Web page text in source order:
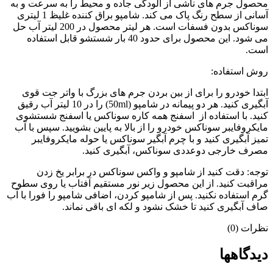
محصول جرم های ناشی از آلودگی جاده و محيط را به سرعت و به
آسانی از سطح رنگ پاک می کند. شامپو براق کننده غليظ 1 لیتری
سوناکس بدون فسفات است. هر لیتر محصول در 200 لیتر آب حل
می شود. این محصول برای حدود 40 بار شستشو قابل استفاده
است.
روش استفاده:
ابتدا خودرو را برای از بین بردن جرم های بزرگ با واتر جت قوی
آبگیری کنید. هر دو پیمانه در شامپو (50ml) را در 10 لیتر آب رقیق
کنید. با استفاده از اسفنج همه کاره سوناکس یا اسفنج شستشوی
مایکروفایبر سوناکس خودرو را از بالا به پایین بشویید. سپس با آب
تمیز آبگیری کنید و با چرم آبگیر سوناکس یا حوله مایکروفایبر
مصرف خارجی دوعددی سوناکس، آبگیری کنید.
توجه: دقت کنید از شامپو و واکس سوناکس در برابر یخ زدن
مراقبت کنید. از این محصول زیر نور مستقیم آفتاب یا روی سطوح
گرم استفاده نکنید. پس از شامپو کردن، اضافی شامپو را فورا با آب
صاف آبگیری کنید تا خشک نشود و لکه ای باقی نماند.
نظرات (0)
دیدگاهها